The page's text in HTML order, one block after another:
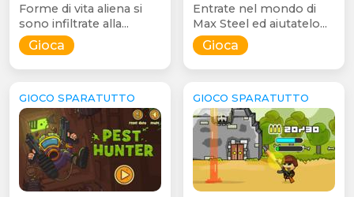
Forme di vita aliena si
sono infiltrate alla...
Gioca
Entrate nel mondo di
Max Steel ed aiutatelo...
Gioca
GIOCO SPARATUTTO GIOCO SPARATUTTO